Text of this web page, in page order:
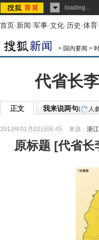
loading...
首页-新闻-军事-文化-历史-体育-
> 国内要闻 >
代省长
正文 我来说两句( 人
2013年01月02日06:45 来源： 浙
原标题 [代省长